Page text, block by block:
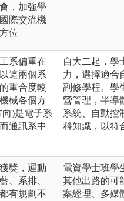
，加強學
際交流機
位
系偏重在
這兩個系
重合度較
械各個方
)是電子系
通訊系中
自大二起，學
力，選擇適合
副修學程。學
營管理，半導
系統、自動控
科知識，以符
獎，運動
、系排、
有規劃不
電資學士班學
其他出路的可
案經理、多媒